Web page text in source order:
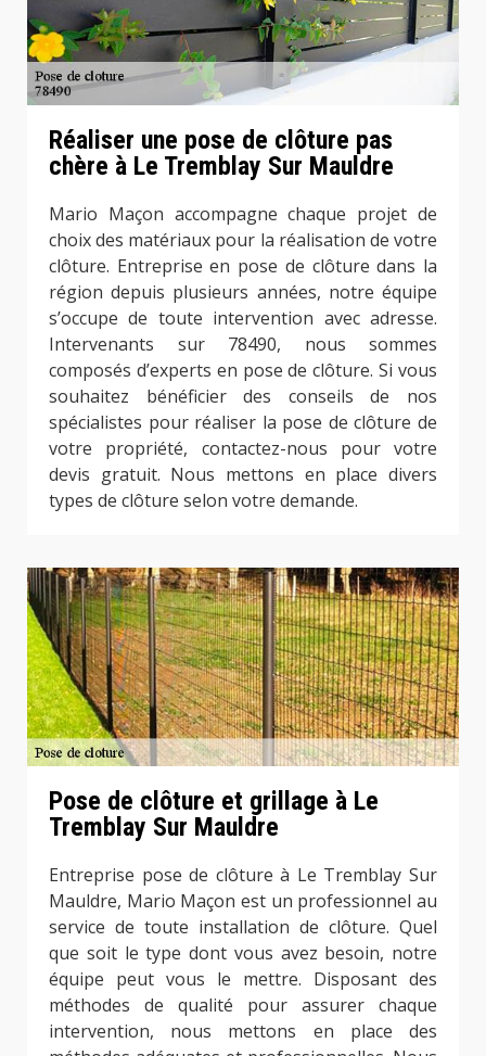
Réaliser une pose de clôture pas
chère à Le Tremblay Sur Mauldre
Mario Maçon accompagne chaque projet de
choix des matériaux pour la réalisation de votre
clôture. Entreprise en pose de clôture dans la
région depuis plusieurs années, notre équipe
s’occupe de toute intervention avec adresse.
Intervenants sur 78490, nous sommes
composés d’experts en pose de clôture. Si vous
souhaitez bénéficier des conseils de nos
spécialistes pour réaliser la pose de clôture de
votre propriété, contactez-nous pour votre
devis gratuit. Nous mettons en place divers
types de clôture selon votre demande.
Pose de clôture et grillage à Le
Tremblay Sur Mauldre
Entreprise pose de clôture à Le Tremblay Sur
Mauldre, Mario Maçon est un professionnel au
service de toute installation de clôture. Quel
que soit le type dont vous avez besoin, notre
équipe peut vous le mettre. Disposant des
méthodes de qualité pour assurer chaque
intervention, nous mettons en place des